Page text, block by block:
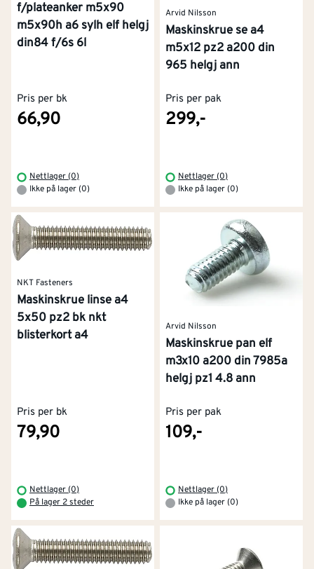
f/plateanker m5x90
m5x90h a6 sylh elf helgj
din84 f/6s 6l
Pris per bk
66,90
Nettlager (0)
Ikke på lager (0)
Arvid Nilsson
Maskinskrue se a4
m5x12 pz2 a200 din
965 helgj ann
Pris per pak
299,-
Nettlager (0)
Ikke på lager (0)
NKT Fasteners
Maskinskrue linse a4
5x50 pz2 bk nkt
blisterkort a4
Pris per bk
79,90
Nettlager (0)
På lager 2 steder
Arvid Nilsson
Maskinskrue pan elf
m3x10 a200 din 7985a
helgj pz1 4.8 ann
Pris per pak
109,-
Nettlager (0)
Ikke på lager (0)